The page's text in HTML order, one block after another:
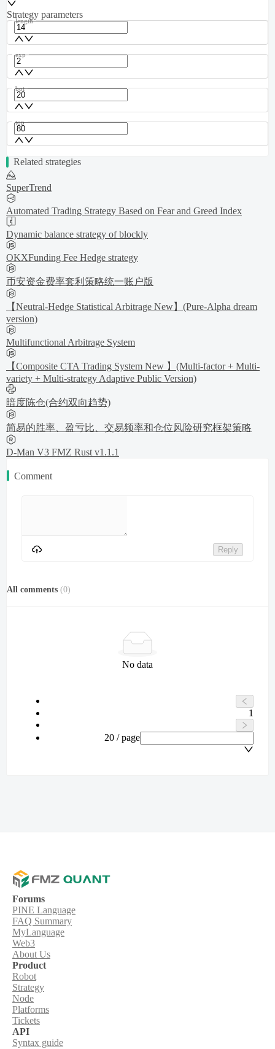
Strategy parameters
length
exp
bot
top
Related strategies
SuperTrend
Automated Trading Strategy Based on Fear and Greed Index
Dynamic balance strategy of blockly
OKXFunding Fee Hedge strategy
币安资金费率套利策略统一账户版
【Neutral-Hedge Statistical Arbitrage New】(Pure-Alpha dream
version)
Multifunctional Arbitrage System
【Composite CTA Trading System New 】(Multi-factor + Multi-
variety + Multi-strategy Adaptive Public Version)
暗度陈仓(合约双向趋势)
简易的胜率、盈亏比、交易频率和仓位风险研究框架策略
D-Man V3 FMZ Rust v1.1.1
Comment
Reply
All comments (0)
No data
1
20 / page
Forums
PINE Language
FAQ Summary
MyLanguage
Web3
About Us
Product
Robot
Strategy
Node
Platforms
Tickets
API
Syntax guide